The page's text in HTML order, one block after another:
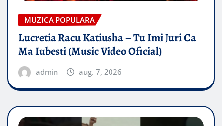
MUZICA POPULARA
Lucretia Racu Katiusha – Tu Imi Juri Ca
Ma Iubesti (Music Video Oficial)
admin aug. 7, 2026